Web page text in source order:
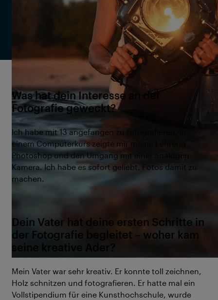
Christa Funk ist im Film Christa Funk: First In, Last Outim
Rahmen der International Ocean Film Tour Vol. 12 zu sehen.
Weitere Informationen zum Film findest du hier:Filmseite
Christa Funk: First In, Last Out
Was hat dein Interesse an der
Fotografie geweckt?
Ich habe mit 13 angefangen zu fotografieren. In
einem Computerkurs zeigte mir meine Lehrerin
Photoshop und den Umgang mit einer analogen
Kamera. Ich habe es sofort geliebt, Fotos damit zu
machen.
Dein Vater hat deine ersten Schritte in
der Fotografie begleitet – woher kam
seine kreative Ader?
Mein Vater war sehr kreativ. Er konnte toll zeichnen,
Holz schnitzen und fotografieren. Er hatte mal ein
Vollstipendium für eine Kunsthochschule, wurde